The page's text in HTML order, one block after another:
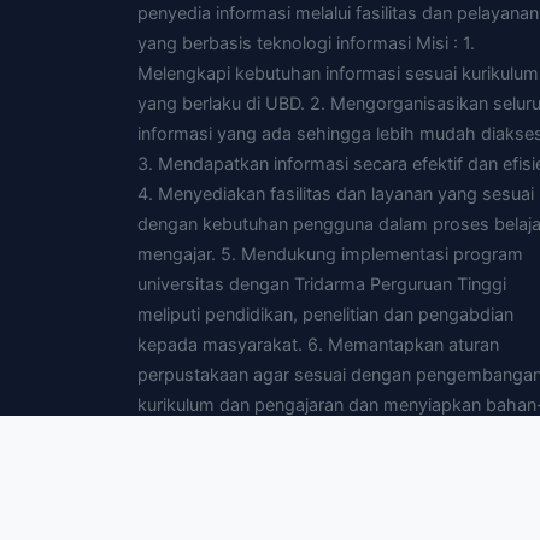
penyedia informasi melalui fasilitas dan pelayanan
yang berbasis teknologi informasi Misi : 1.
Melengkapi kebutuhan informasi sesuai kurikulum
yang berlaku di UBD. 2. Mengorganisasikan
informasi yang ada sehingga lebih mudah
3. Mendapatkan informasi secara efektif dan
4. Menyediakan fasilitas dan layanan yang sesuai
dengan kebutuhan pengguna dalam proses
mengajar. 5. Mendukung implementasi program
universitas dengan Tridarma Perguruan Tinggi
meliputi pendidikan, penelitian dan pengabdian
kepada masyarakat. 6. Memantapkan aturan
perpustakaan agar sesuai dengan
kurikulum dan pengajaran dan menyiapkan